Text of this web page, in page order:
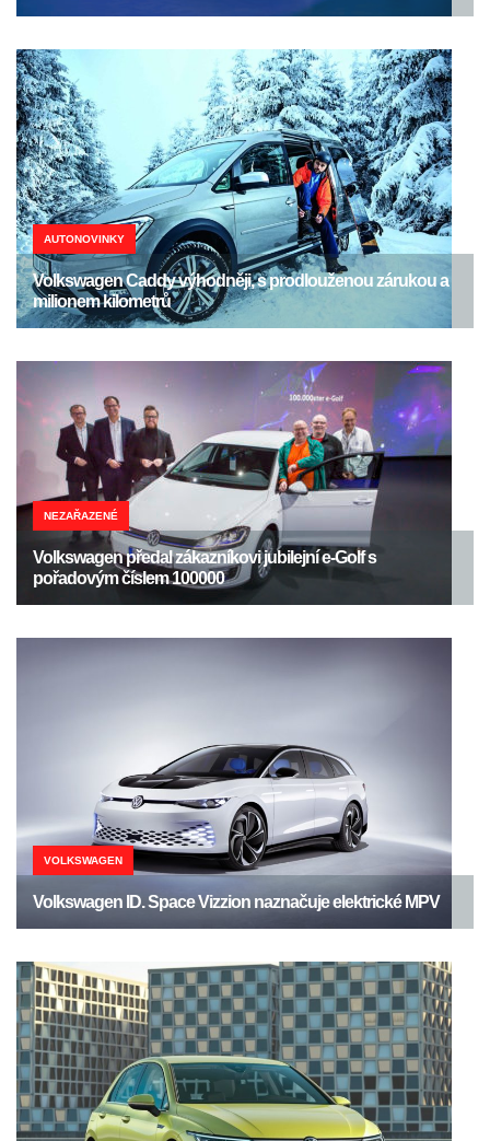
AUTONOVINKY
Volkswagen Caddy výhodněji, s prodlouženou zárukou a
milionem kilometrů
NEZAŘAZENÉ
Volkswagen předal zákazníkovi jubilejní e-Golf s
pořadovým číslem 100000
VOLKSWAGEN
Volkswagen ID. Space Vizzion naznačuje elektrické MPV